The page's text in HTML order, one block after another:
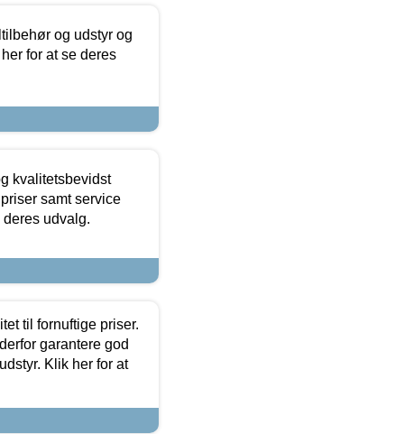
og udstyr og
for at se deres
kvalitetsbevidst
samt service
udvalg.
til fornuftige priser.
garantere god
Klik her for at